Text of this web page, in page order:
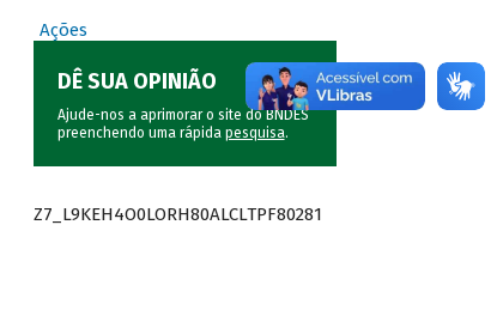
Ações
DÊ SUA OPINIÃO
Ajude-nos a aprimorar o site do BNDES
preenchendo uma rápida pesquisa.
Z7_L9KEH4O0LORH80ALCLTPF80281